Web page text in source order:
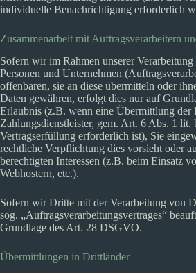
individuelle Benachrichtigung erforderlich
Zusammenarbeit mit Auftragsverarbeitern
Sofern wir im Rahmen unserer Verarbeitung
Personen und Unternehmen
offenbaren, sie an diese übermitteln oder
Daten gewähren, erfolgt dies nur auf
Erlaubnis (z.B. wenn eine Übermittlung der
Zahlungsdienstleister, gem. Art. 6 Abs. 1
Vertragserfüllung erforderlich ist), Sie
rechtliche Verpflichtung dies vorsieht oder
berechtigten Interessen (z.B. beim Einsatz
Webhostern, etc.).
Sofern wir Dritte mit der Verarbeitung von
sog. „Auftragsverarbeitungsvertrages“
Grundlage des Art. 28 DSGVO.
Übermittlungen in Drittländer